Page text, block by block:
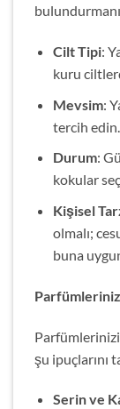
Cilt Tipi:
kuru
Mevsim:
tercih edin.
Durum:
kokular
Kişisel
olmalı;
buna
şu ipuçlarını
Serin ve